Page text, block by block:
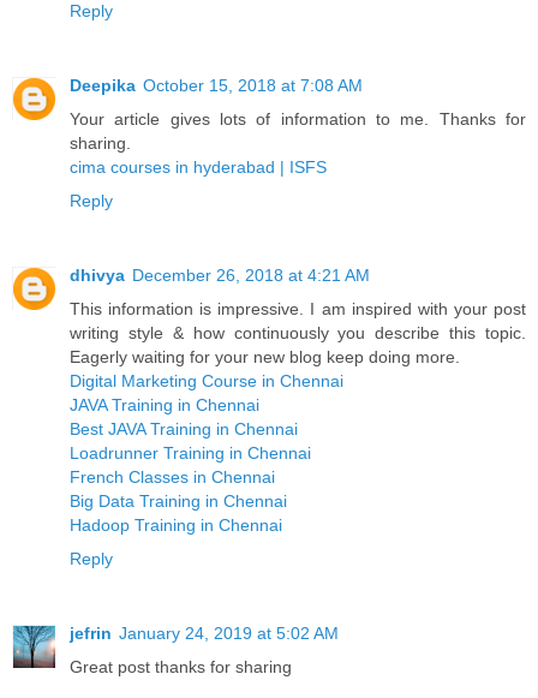
Reply
Deepika October 15, 2018 at 7:08 AM
Your article gives lots of information to me. Thanks for
sharing.
cima courses in hyderabad | ISFS
Reply
dhivya December 26, 2018 at 4:21 AM
This information is impressive. I am inspired with your post
writing style & how continuously you describe this topic.
Eagerly waiting for your new blog keep doing more.
Digital Marketing Course in Chennai
JAVA Training in Chennai
Best JAVA Training in Chennai
Loadrunner Training in Chennai
French Classes in Chennai
Big Data Training in Chennai
Hadoop Training in Chennai
Reply
jefrin January 24, 2019 at 5:02 AM
Great post thanks for sharing